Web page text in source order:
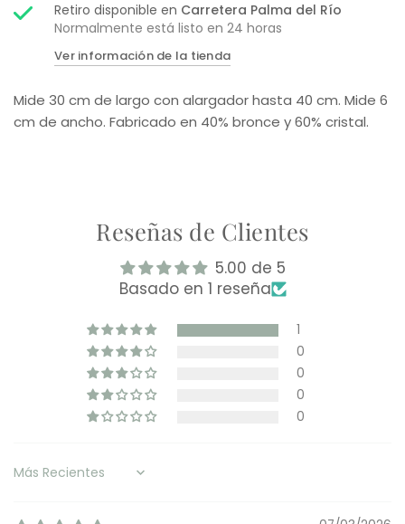
Retiro disponible en Carretera Palma del Río
Normalmente está listo en 24 horas
Ver información de la tienda
Mide 30 cm de largo con alargador hasta 40 cm. Mide 6
cm de ancho. Fabricado en 40% bronce y 60% cristal.
Reseñas de Clientes
5.00 de 5
Basado en 1 reseña
1
0
0
0
0
Sort by